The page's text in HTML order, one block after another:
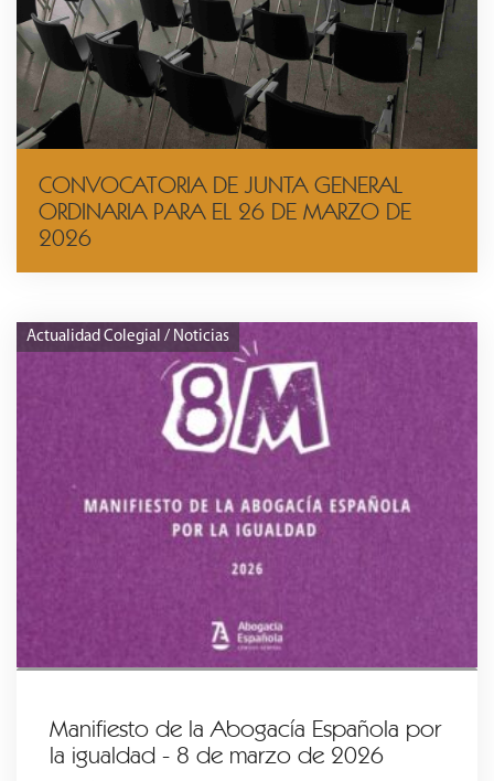
CONVOCATORIA DE JUNTA GENERAL
ORDINARIA PARA EL 26 DE MARZO DE
2026
Actualidad Colegial / Noticias
Manifiesto de la Abogacía Española por
la igualdad - 8 de marzo de 2026